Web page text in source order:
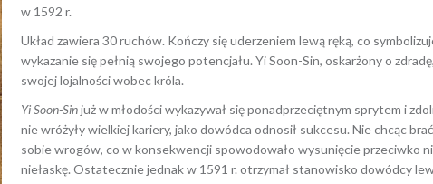
w 1592 r.
Układ zawiera 30 ruchów. Kończy się uderzeniem lewą ręką, co
wykazanie się pełnią swojego potencjału. Yi Soon-Sin, oskarżony o
swojej lojalności wobec króla.
Yi Soon-Sinjuż w młodości wykazywał się ponadprzeciętnym sprytem i
nie wróżyły wielkiej kariery, jako dowódca odnosił sukcesu. Nie chcąc
sobie wrogów, co w konsekwencji spowodowało wysunięcie przeciwko
niełaskę. Ostatecznie jednak w 1591 r. otrzymał stanowisko dowódcy